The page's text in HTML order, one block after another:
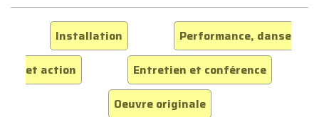
Installation
Performance, danse
et action
Entretien et conférence
Oeuvre originale